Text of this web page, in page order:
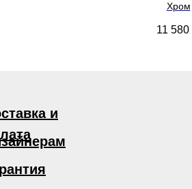
Хром
11 580
и